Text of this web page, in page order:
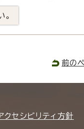
前の
クセシビリティ方針